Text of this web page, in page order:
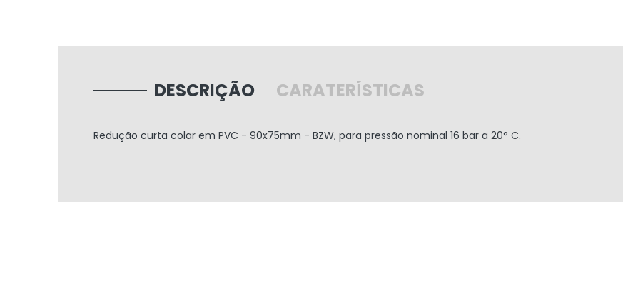
DESCRIÇÃO CARATERÍSTICAS
Redução curta colar em PVC - 90x75mm - BZW, para pressão nominal 16 bar a 20° C.